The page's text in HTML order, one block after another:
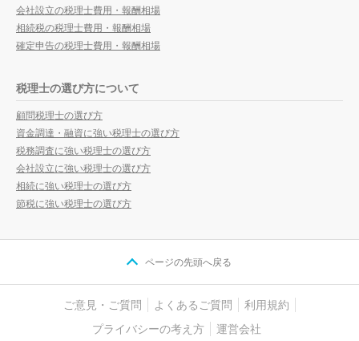
会社設立の税理士費用・報酬相場
相続税の税理士費用・報酬相場
確定申告の税理士費用・報酬相場
税理士の選び方について
顧問税理士の選び方
資金調達・融資に強い税理士の選び方
税務調査に強い税理士の選び方
会社設立に強い税理士の選び方
相続に強い税理士の選び方
節税に強い税理士の選び方
ページの先頭へ戻る
ご意見・ご質問 よくあるご質問
利用規約
プライバシーの考え方
運営会社